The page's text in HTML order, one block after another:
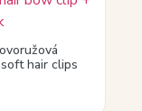
hair clips